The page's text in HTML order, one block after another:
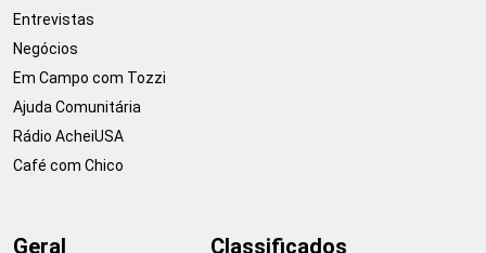
Entrevistas
Negócios
Em Campo com Tozzi
Ajuda Comunitária
Rádio AcheiUSA
Café com Chico
Geral Classificados